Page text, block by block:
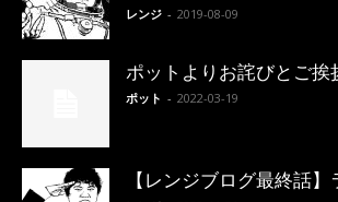
レンジ - 2019-08-09
ポットよりお詫びとご挨
ポット - 2022-03-19
【レンジブログ最終話